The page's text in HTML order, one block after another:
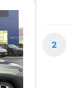
2